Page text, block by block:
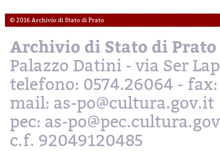
© 2016 Archivio di Stato di Prato
Archivio di Stato di Prato
Palazzo Datini - via Ser
telefono: 0574.26064 - fax:
mail: as-po@cultura.gov.it
pec: as-
c.f. 92049120485